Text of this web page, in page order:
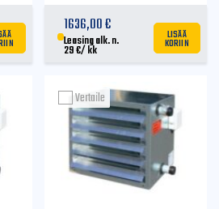
1636,00€
Leasing alk. n.
29€/ kk
LISÄÄ
KORIIN
Vertaile